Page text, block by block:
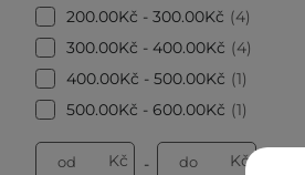
200.00Kč - 300.00Kč
4
300.00Kč - 400.00Kč
4
400.00Kč - 500.00Kč
1
500.00Kč - 600.00Kč
1
od Kč - do Kč